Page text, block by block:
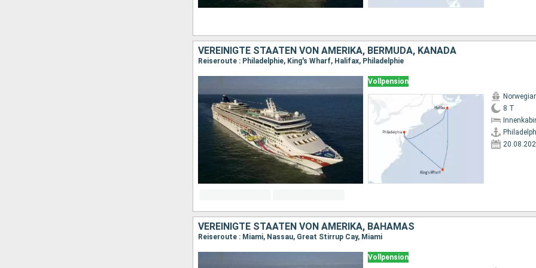
VEREINIGTE STAATEN VON AMERIKA, BERMUDA, KANADA
Reiseroute : Philadelphie, King's Wharf, Halifax, Philadelphie
Vollpension
8 T
VEREINIGTE STAATEN VON AMERIKA, BAHAMAS
Reiseroute : Miami, Nassau, Great Stirrup Cay, Miami
Vollpension